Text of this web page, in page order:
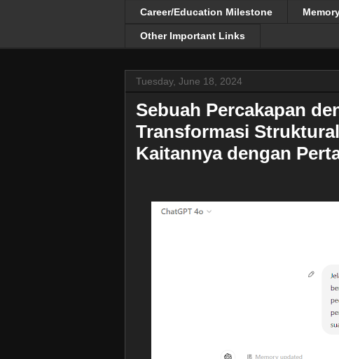
Career/Education Milestone
Other Important Links
Tuesday, June 18, 2024
Sebuah Percakapan
Transformasi
Kaitannya dengan